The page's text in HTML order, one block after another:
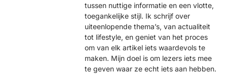
tussen nuttige informatie en een vlotte,
toegankelijke stijl. Ik schrijf over
uiteenlopende thema’s, van actualiteit
tot lifestyle, en geniet van het proces
om van elk artikel iets waardevols te
maken. Mijn doel is om lezers iets mee
te geven waar ze echt iets aan hebben.